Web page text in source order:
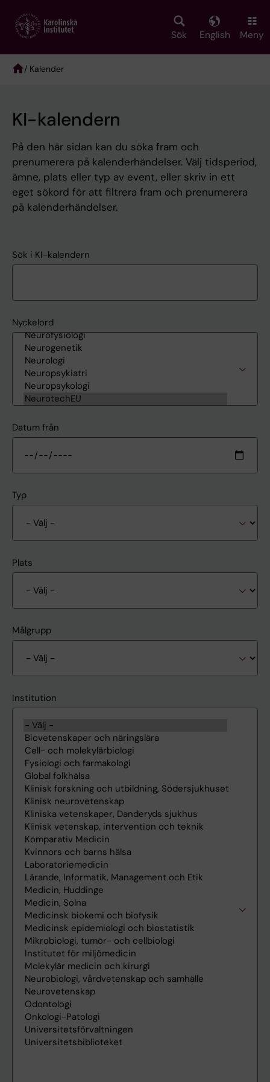
main
Sök English Meny
/ Kalender
KI-kalendern
På den här sidan kan du söka fram och
prenumerera på kalenderhändelser. Välj tidsperiod,
ämne, plats eller typ av event, eller skriv in ett
eget sökord för att filtrera fram och prenumerera
på kalenderhändelser.
Sök i KI-kalendern
Nyckelord
Datum från
Typ
Plats
Målgrupp
Institution